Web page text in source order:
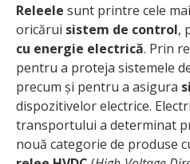
Releele sunt printre cele
oricărui sistem de control,
cu energie electrică. Prin
pentru a proteja sistemele
precum și pentru a asigura
dispozitivelor electrice.
transportului a determinat
nouă categorie de produse